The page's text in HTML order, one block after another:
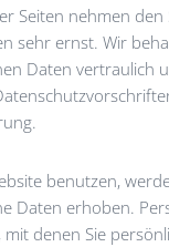
Seiten nehmen
sehr ernst. Wir
Daten vertraulich
benutzen,
Daten erhoben.
mit denen Sie